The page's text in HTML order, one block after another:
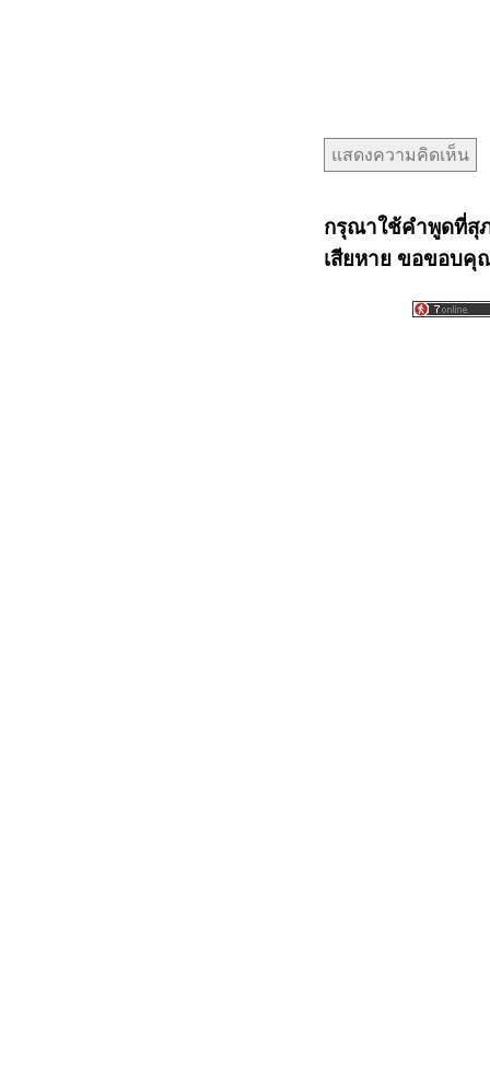
กรุณาใช้คำพูดที่สุ
เสียหาย ขอขอบคุ